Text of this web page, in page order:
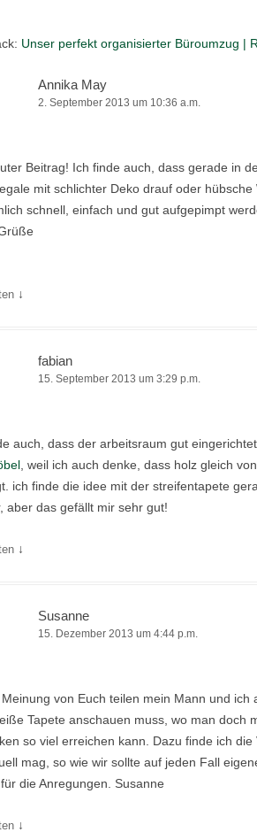
Unser perfekt organisierter Büroumzug |
Annika May
2. September 2013 um 10:36 a.m.
Beitrag! Ich finde auch, dass gerade in
mit schlichter Deko drauf oder
schnell, einfach und gut aufgepimpt
↓
fabian
15. September 2013 um 3:29 p.m.
auch, dass der arbeitsraum gut
, weil ich auch denke, dass holz gleich
ich finde die idee mit der streifentapete
aber das gefällt mir sehr gut!
↓
Susanne
15. Dezember 2013 um 4:44 p.m.
von Euch teilen mein Mann und
Tapete anschauen muss, wo man doch
so viel erreichen kann. Dazu finde ich
mag, so wie wir sollte auf jeden Fall
die Anregungen. Susanne
↓